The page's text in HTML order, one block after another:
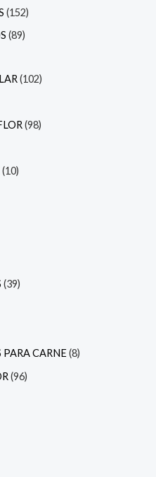
152
89
102
98
10
39
CARNE 8
96